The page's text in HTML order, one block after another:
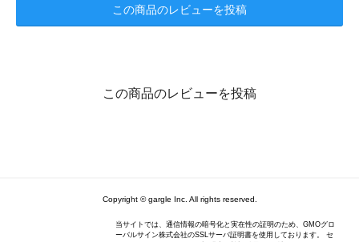
この商品のレビューを投稿
この商品のレビューを投稿
Copyright © gargle Inc. All rights reserved.
当サイトでは、通信情報の暗号化と実在性の証明のため、GMOグロ
ーバルサイン株式会社のSSLサーバ証明書を使用しております。 セ